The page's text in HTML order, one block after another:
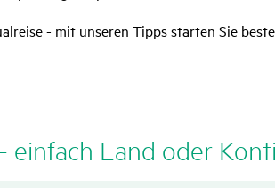
- mit unseren Tipps starten Sie
einfach Land oder